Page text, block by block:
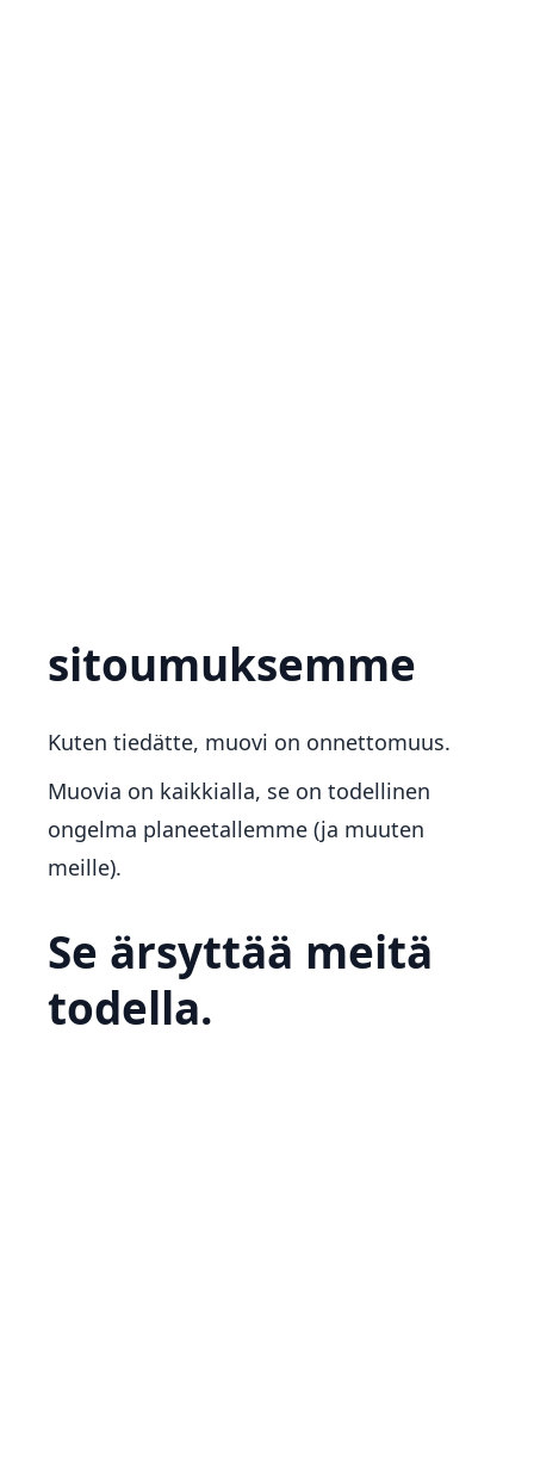
sitoumuksemme
Kuten tiedätte, muovi on onnettomuus.
Muovia on kaikkialla, se on todellinen
ongelma planeetallemme (ja muuten
meille).
Se ärsyttää meitä
todella.